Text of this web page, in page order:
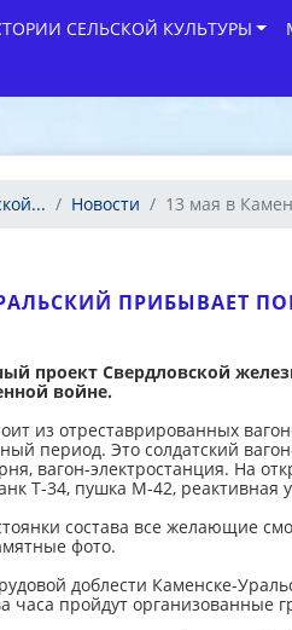
СЕЛЬСКОЙ КУЛЬТУРЫ
Новости 13 мая в
ПРИБЫВАЕТ
проект Свердловской
войне.
из отреставрированных
период. Это солдатский
вагон-электростанция. На
Т-34, пушка М-42, реактивная
состава все желающие
фото.
доблести Каменске-
часа пройдут организованные